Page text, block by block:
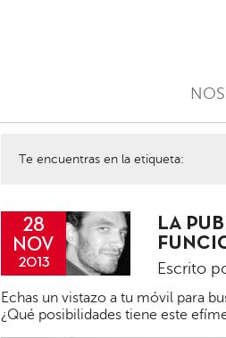
Te encuentras en la etiqueta:
28
NOV
2013
González
LA
Escrito
Echas un vistazo a tu móvil para
¿Qué posibilidades tiene este